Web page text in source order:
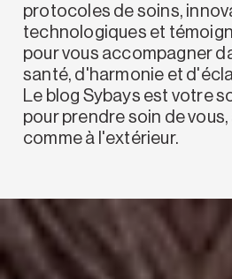
protocoles de soins,
technologiques et
pour vous accompagner
santé, d'harmonie et
Le blog Sybays est votre
pour prendre soin de
comme à l'extérieur.